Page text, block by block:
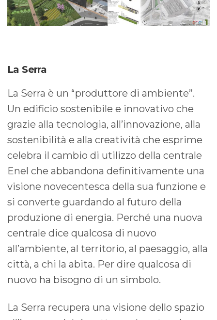
La Serra
La Serra è un “produttore di ambiente”.
Un edificio sostenibile e innovativo che
grazie alla tecnologia, all’innovazione, alla
sostenibilità e alla creatività che esprime
celebra il cambio di utilizzo della centrale
Enel che abbandona definitivamente una
visione novecentesca della sua funzione e
si converte guardando al futuro della
produzione di energia. Perché una nuova
centrale dice qualcosa di nuovo
all’ambiente, al territorio, al paesaggio, alla
città, a chi la abita. Per dire qualcosa di
nuovo ha bisogno di un simbolo.
La Serra recupera una visione dello spazio